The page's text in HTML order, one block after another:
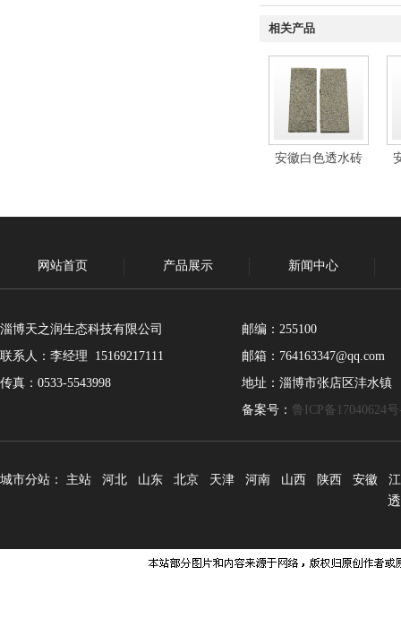
相关产品
安徽白色透水砖
网站首页 产品展示 新闻中心
淄博天之润生态科技有限公司
联系人：李经理 15169217111
传真：0533-5543998
邮编：255100
邮箱：764163347@qq.com
地址：淄博市张店区沣水镇
备案号： 鲁ICP备17040624
城市分站： 主站 河北 山东 北京 天津 河南 山西 陕西 安徽